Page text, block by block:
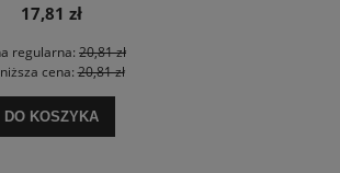
17,81 zł
regularna: 20,81 zł
cena:20,81 zł
DO KOSZYKA